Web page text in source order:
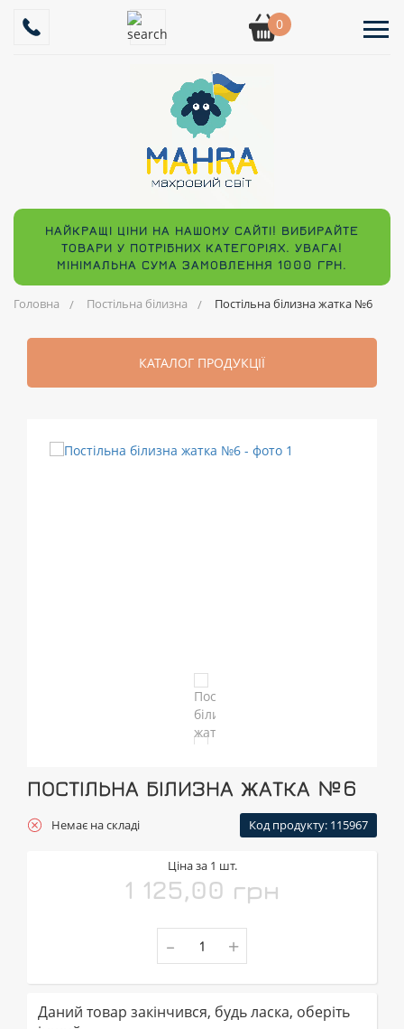
0
НАЙКРАЩІ ЦІНИ НА НАШОМУ САЙТІ! ВИБИРАЙТЕ
ТОВАРИ У ПОТРІБНИХ КАТЕГОРІЯХ. УВАГА!
МІНІМАЛЬНА СУМА ЗАМОВЛЕННЯ 1000 ГРН.
Головна Постільна білизна Постільна білизна жатка №6
КАТАЛОГ ПРОДУКЦІЇ
ПОСТІЛЬНА БІЛИЗНА ЖАТКА №6
Немає на складі Код продукту: 115967
Ціна за 1 шт.
1 125,00 грн
- +
Даний товар закінчився, будь ласка, оберіть